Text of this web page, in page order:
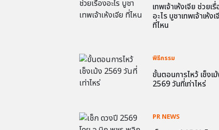
เทพเจ้าเห้งเจีย ช่วยเ
อะไร บูชาเทพเจ้าเห้งเ
ที่ไหน
พิธีกรรม
ขั้นตอนการไหว้ เช็งเ
2569 วันที่เท่าไหร่
PR NEWS